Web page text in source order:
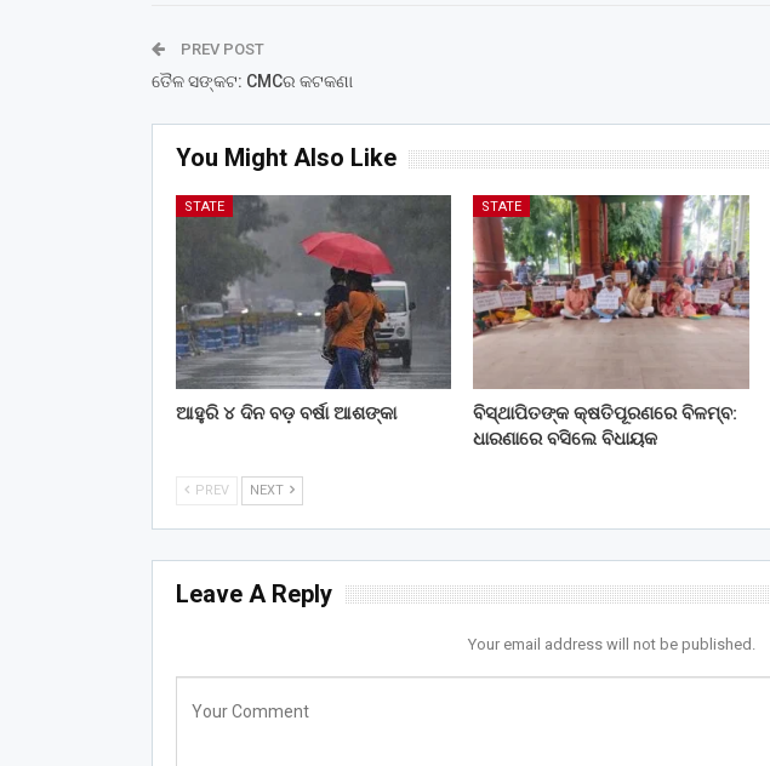
PREV POST
ତୈଳ ସଙ୍କଟ: CMCର କଟକଣା
You Might Also Like
STATE
ଆହୁରି ୪ ଦିନ ବଡ଼ ବର୍ଷା ଆଶଙ୍କା
STATE
ବିସ୍ଥାପିତଙ୍କ କ୍ଷତିପୂରଣରେ ବିଳମ୍ବ:
ଧାରଣାରେ ବସିଲେ ବିଧାୟକ
PREV NEXT
Leave A Reply
Your email address will not be published.